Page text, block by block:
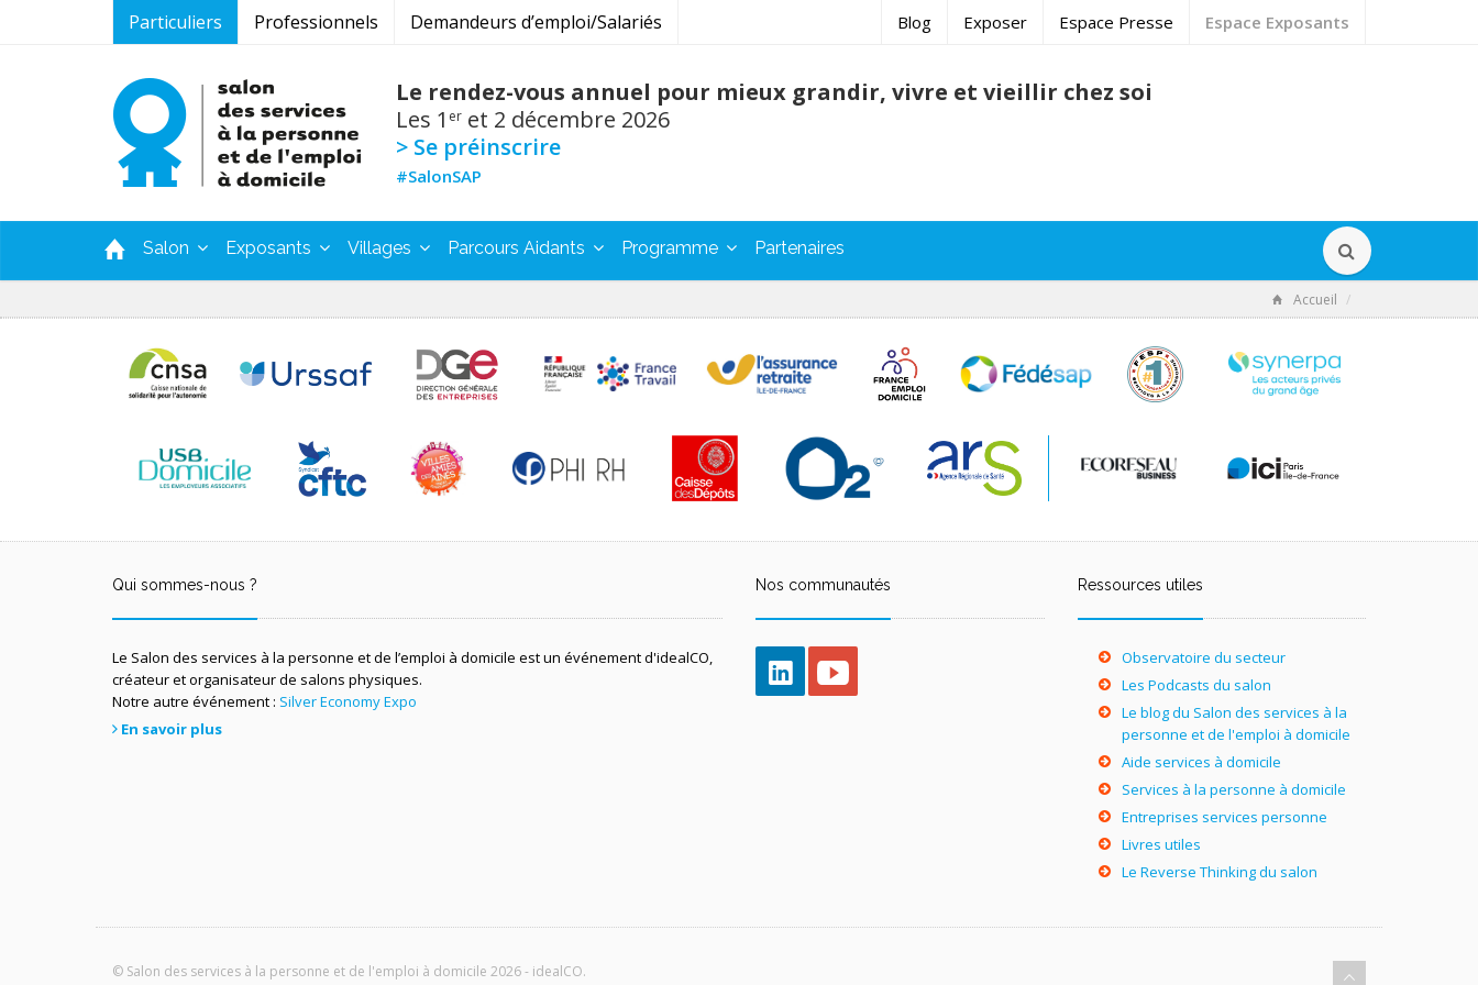
Particuliers Professionnels Demandeurs d’emploi/Salariés Blog Exposer Espace Presse Espace Exposants
Le rendez-vous annuel pour mieux grandir, vivre et vieillir chez soi
Les 1 er et 2 décembre 2026
> Se préinscrire
#SalonSAP
Salon Exposants Villages Parcours Aidants Programme Partenaires
Accueil
Qui sommes-nous ?
Le Salon des services à la personne et de l’emploi à domicile est un événement d'idealCO,
créateur et organisateur de salons physiques.
Notre autre événement : Silver Economy Expo
En savoir plus
Nos communautés Ressources utiles
Observatoire du secteur
Les Podcasts du salon
Le blog du Salon des services à la
personne et de l'emploi à domicile
Aide services à domicile
Services à la personne à domicile
Entreprises services personne
Livres utiles
Le Reverse Thinking du salon
© Salon des services à la personne et de l'emploi à domicile 2026 - idealCO.